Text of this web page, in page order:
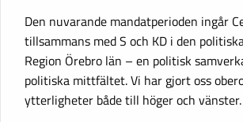
Den nuvarande mandatperioden ingår
tillsammans med S och KD i den
Region Örebro län – en politisk
politiska mittfältet. Vi har gjort oss
ytterligheter både till höger och vänster.